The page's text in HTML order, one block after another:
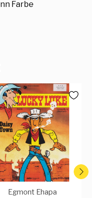
Farbe
Egmont Ehapa